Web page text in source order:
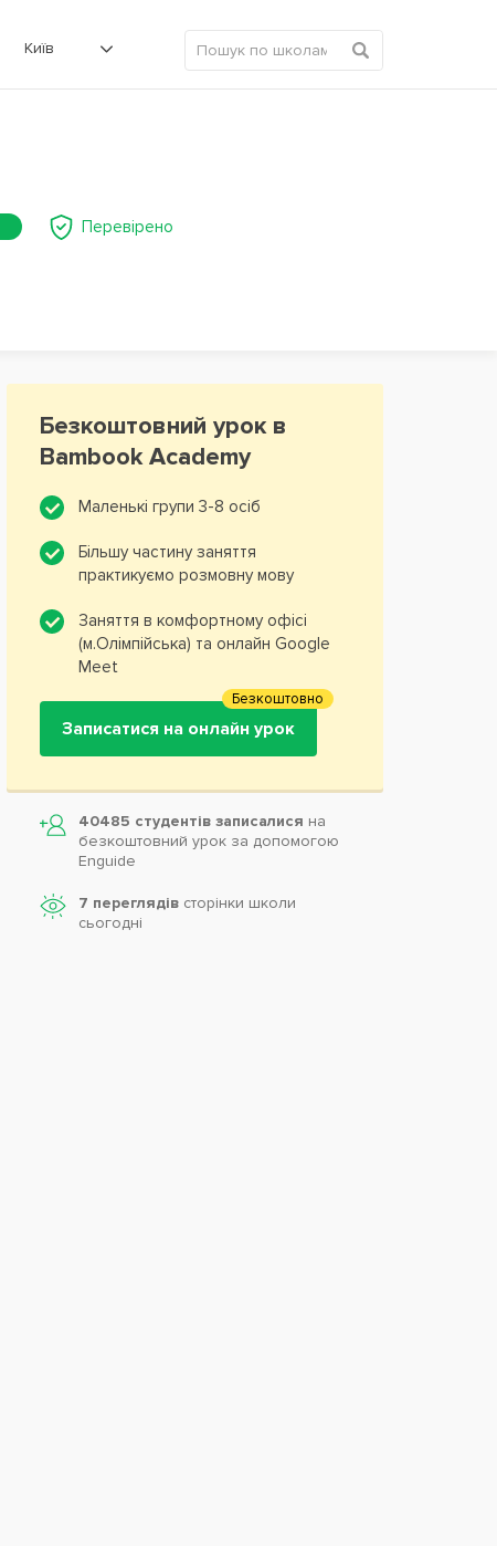
Київ
Перевірено
Безкоштовний урок в
Bambook Academy
Маленькі групи 3-8 осіб
Більшу частину заняття
практикуємо розмовну мову
Заняття в комфортному офісі
(м.Олімпійська) та онлайн Google
Meet
Записатися на онлайн урок
Безкоштовно
40485 студентів записалися на
безкоштовний урок за допомогою
Enguide
7 переглядівсторінки школи
cьогодні